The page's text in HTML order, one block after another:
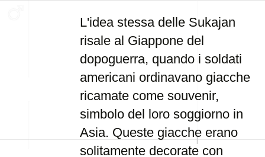
L'idea stessa delle Sukajan
risale al Giappone del
dopoguerra, quando i soldati
americani ordinavano giacche
ricamate come souvenir,
simbolo del loro soggiorno in
Asia. Queste giacche erano
solitamente decorate con